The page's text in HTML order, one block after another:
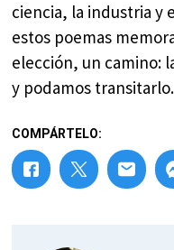
ciencia, la industria y
estos poemas
elección, un camino:
y podamos transitarlo.
COMPÁRTELO: